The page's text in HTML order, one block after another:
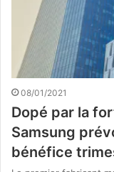
08/01/2021
Dopé par la
Samsung
bénéfice